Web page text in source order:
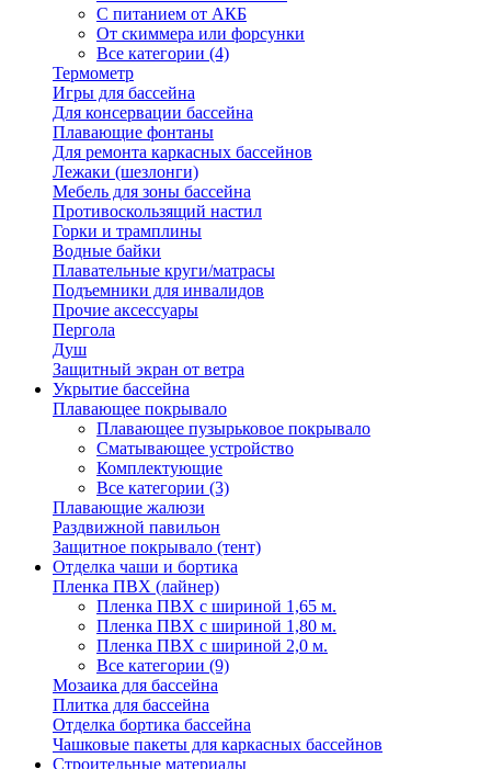
С питанием от АКБ
От скиммера или форсунки
Все категории (4)
Термометр
Игры для бассейна
Для консервации бассейна
Плавающие фонтаны
Для ремонта каркасных бассейнов
Лежаки (шезлонги)
Мебель для зоны бассейна
Противоскользящий настил
Горки и трамплины
Водные байки
Плавательные круги/матрасы
Подъемники для инвалидов
Прочие аксессуары
Пергола
Душ
Защитный экран от ветра
Укрытие бассейна
Плавающее покрывало
Плавающее пузырьковое покрывало
Сматывающее устройство
Комплектующие
Все категории (3)
Плавающие жалюзи
Раздвижной павильон
Защитное покрывало (тент)
Отделка чаши и бортика
Пленка ПВХ (лайнер)
Пленка ПВХ с шириной 1,65 м.
Пленка ПВХ с шириной 1,80 м.
Пленка ПВХ с шириной 2,0 м.
Все категории (9)
Мозаика для бассейна
Плитка для бассейна
Отделка бортика бассейна
Чашковые пакеты для каркасных бассейнов
Строительные материалы